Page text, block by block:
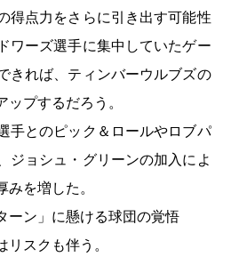
得点力をさらに引き出す可能性
ワーズ選手に集中していたゲー
きれば、ティンバーウルブズの
プするだろう。
手とのピック＆ロールやロブパ
ジョシュ・グリーンの加入によ
みを増した。
ーン」に懸ける球団の覚悟
リスクも伴う。